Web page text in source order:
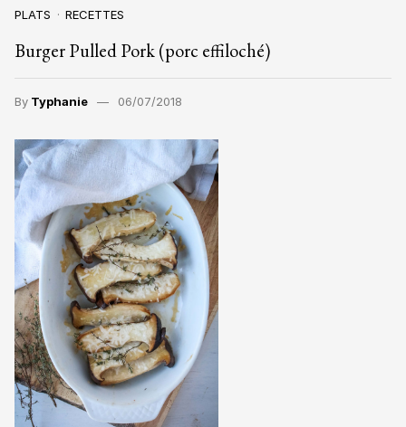
PLATS RECETTES
Burger Pulled Pork (porc effiloché)
By Typhanie 06/07/2018